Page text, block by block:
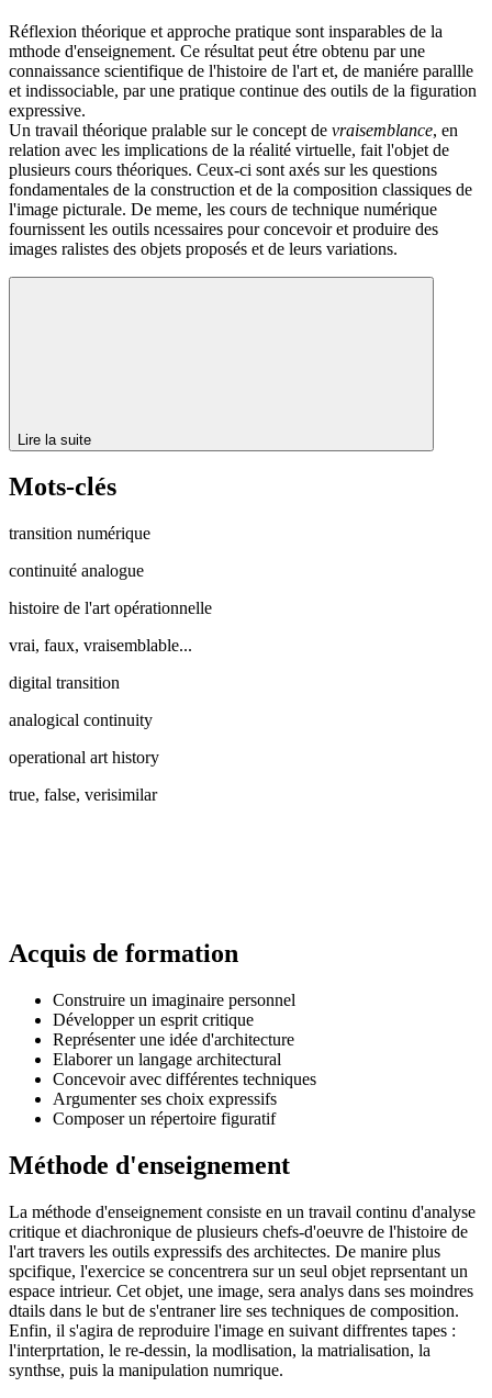
Réflexion théorique et approche pratique sont insparables de la
mthode d'enseignement. Ce résultat peut étre obtenu par une
connaissance scientifique de l'histoire de l'art et, de maniére parallle
et indissociable, par une pratique continue des outils de la figuration
expressive.
Un travail théorique pralable sur le concept de vraisemblance, en
relation avec les implications de la réalité virtuelle, fait l'objet de
plusieurs cours théoriques. Ceux-ci sont axés sur les questions
fondamentales de la construction et de la composition classiques de
l'image picturale. De meme, les cours de technique numérique
fournissent les outils ncessaires pour concevoir et produire des
images ralistes des objets proposés et de leurs variations.
Lire la suite
Mots-clés
transition numérique
continuité analogue
histoire de l'art opérationnelle
vrai, faux, vraisemblable...
digital transition
analogical continuity
operational art history
true, false, verisimilar
Acquis de formation
Construire un imaginaire personnel
Développer un esprit critique
Représenter une idée d'architecture
Elaborer un langage architectural
Concevoir avec différentes techniques
Argumenter ses choix expressifs
Composer un répertoire figuratif
Méthode d'enseignement
La méthode d'enseignement consiste en un travail continu d'analyse
critique et diachronique de plusieurs chefs-d'oeuvre de l'histoire de
l'art travers les outils expressifs des architectes. De manire plus
spcifique, l'exercice se concentrera sur un seul objet reprsentant un
espace intrieur. Cet objet, une image, sera analys dans ses moindres
dtails dans le but de s'entraner lire ses techniques de composition.
Enfin, il s'agira de reproduire l'image en suivant diffrentes tapes :
l'interprtation, le re-dessin, la modlisation, la matrialisation, la
synthse, puis la manipulation numrique.